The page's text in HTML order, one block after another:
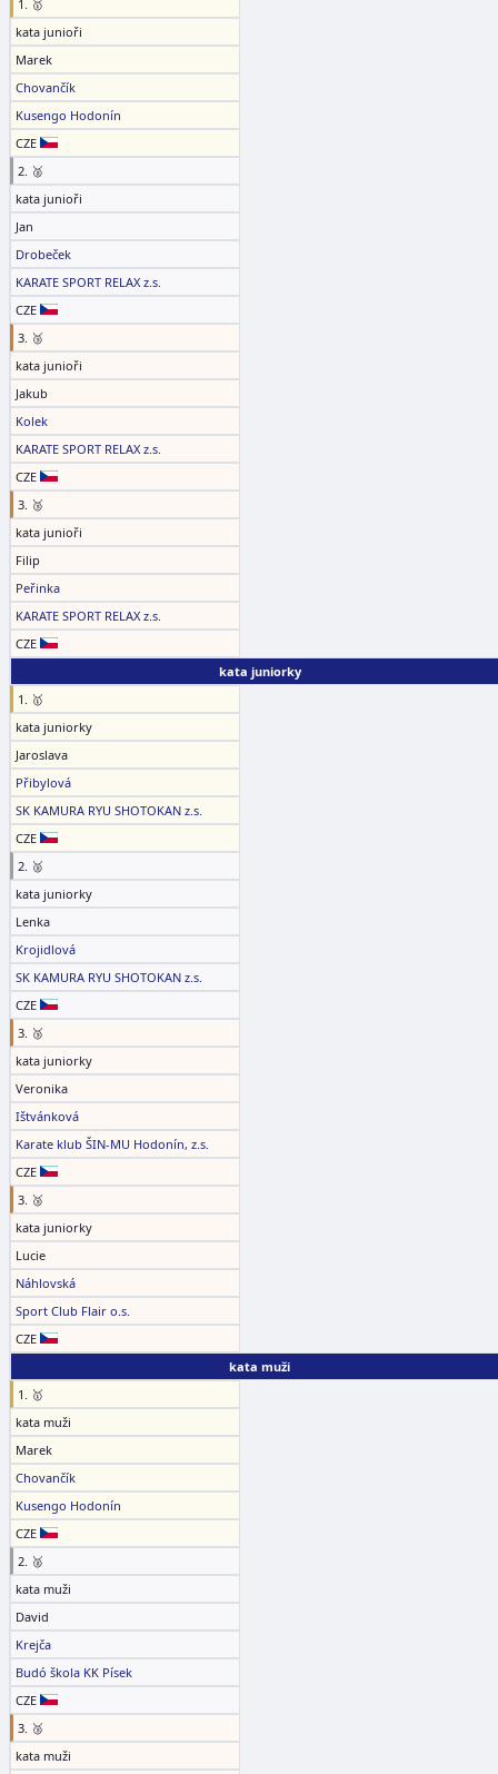
1. 🥇
kata junioři
Marek
Chovančík
Kusengo Hodonín
CZE
2. 🥈
kata junioři
Jan
Drobeček
KARATE SPORT RELAX z.s.
CZE
3. 🥉
kata junioři
Jakub
Kolek
KARATE SPORT RELAX z.s.
CZE
3. 🥉
kata junioři
Filip
Peřinka
KARATE SPORT RELAX z.s.
CZE
kata juniorky
1. 🥇
kata juniorky
Jaroslava
Přibylová
SK KAMURA RYU SHOTOKAN z.s.
CZE
2. 🥈
kata juniorky
Lenka
Krojidlová
SK KAMURA RYU SHOTOKAN z.s.
CZE
3. 🥉
kata juniorky
Veronika
Ištvánková
Karate klub ŠIN-MU Hodonín, z.s.
CZE
3. 🥉
kata juniorky
Lucie
Náhlovská
Sport Club Flair o.s.
CZE
kata muži
1. 🥇
kata muži
Marek
Chovančík
Kusengo Hodonín
CZE
2. 🥈
kata muži
David
Krejča
Budó škola KK Písek
CZE
3. 🥉
kata muži